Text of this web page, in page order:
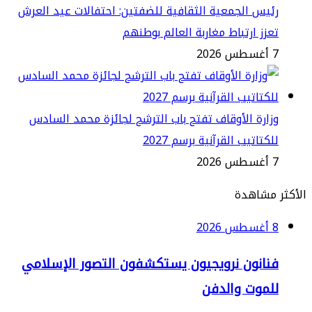
الجمعية الثقافية للضفتين: احتفالات عيد العرش
ارتباط مغاربة العالم بوطنهم
الأوقاف تفتح باب الترشح لجائزة محمد السادس
القرآنية برسم 2027
نرويجيون يستكشفون التصور الإسلامي
والدفن